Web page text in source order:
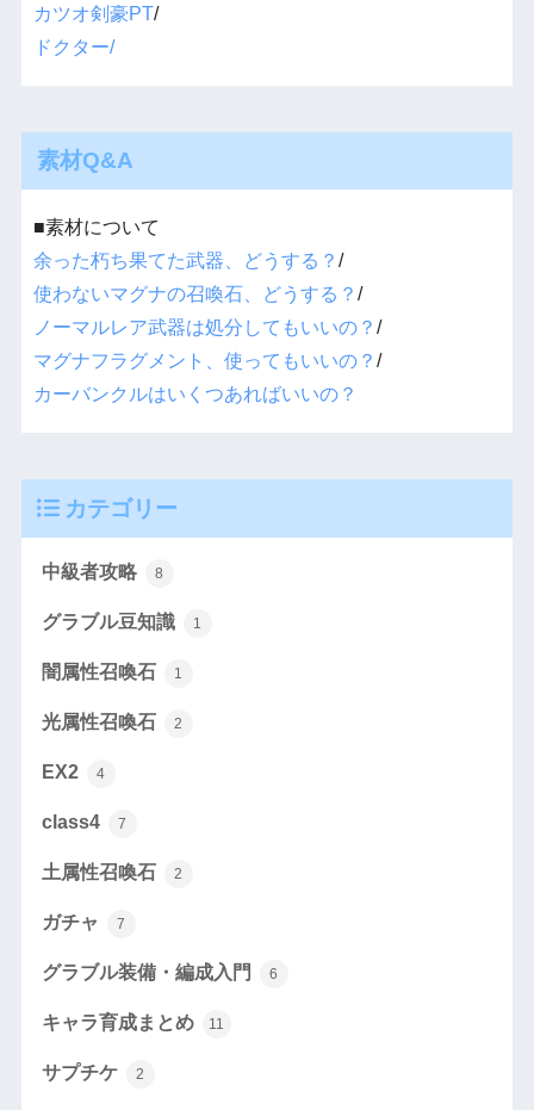
カツオ剣豪PT/
ドクター/
素材Q&A
■素材について
余った朽ち果てた武器、どうする？ /
使わないマグナの召喚石、どうする？ /
ノーマルレア武器は処分してもいいの？ /
マグナフラグメント、使ってもいいの？ /
カーバンクルはいくつあればいいの？
カテゴリー
中級者攻略 8
グラブル豆知識 1
闇属性召喚石 1
光属性召喚石 2
EX2 4
class4 7
土属性召喚石 2
ガチャ 7
グラブル装備・編成入門 6
キャラ育成まとめ 11
サプチケ 2